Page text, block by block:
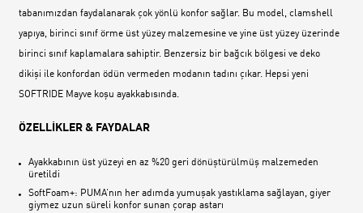
tabanımızdan faydalanarak çok yönlü konfor sağlar. Bu model, clamshell
yapıya, birinci sınıf örme üst yüzey malzemesine ve yine üst yüzey üzerinde
birinci sınıf kaplamalara sahiptir. Benzersiz bir bağcık bölgesi ve deko
dikişi ile konfordan ödün vermeden modanın tadını çıkar. Hepsi yeni
SOFTRIDE Mayve koşu ayakkabısında.
ÖZELLİKLER & FAYDALAR
Ayakkabının üst yüzeyi en az %20 geri dönüştürülmüş malzemeden
üretildi
SoftFoam+: PUMA‘nın her adımda yumuşak yastıklama sağlayan, giyer
giymez uzun süreli konfor sunan çorap astarı